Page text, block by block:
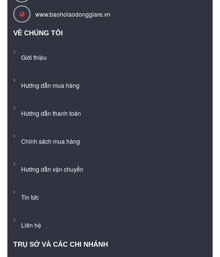
www.baoholaodonggiare.vn
VỀ CHÚNG TÔI
Giới thiệu
Hướng dẫn mua hàng
Hướng dẫn thanh toán
Chính sách mua hàng
Hướng dẫn vận chuyển
Tin tức
Liên hệ
TRỤ SỞ VÀ CÁC CHI NHÁNH